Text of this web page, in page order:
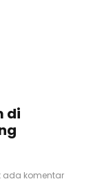
di
ada komentar